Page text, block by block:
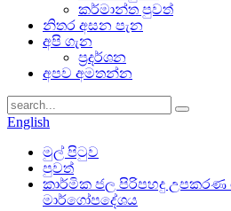
කර්මාන්ත පුවත්
නිතර අසන පැන
අපි ගැන
ප්‍රදර්ශන
අපව අමතන්න
English
මුල් පිටුව
පුවත්
කාර්මික ජල පිරිපහදු උපකරණ
මාර්ගෝපදේශය